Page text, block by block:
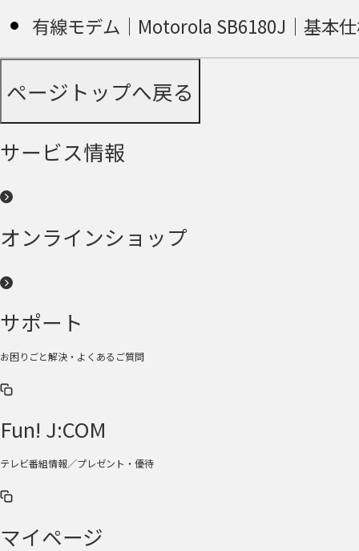
有線モデム｜Motorola SB6180J｜基本
ページトップへ戻る
サービス情報
オンラインショップ
サポート
お困りごと解決・よくあるご質問
Fun! J:COM
テレビ番組情報／プレゼント・優待
マイページ